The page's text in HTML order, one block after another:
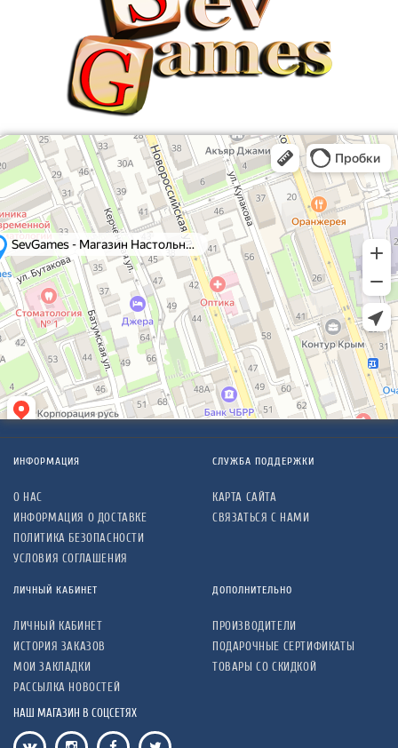
ИНФОРМАЦИЯ
О НАС
ИНФОРМАЦИЯ О ДОСТАВКЕ
ПОЛИТИКА БЕЗОПАСНОСТИ
УСЛОВИЯ СОГЛАШЕНИЯ
СЛУЖБА ПОДДЕРЖКИ
КАРТА САЙТА
СВЯЗАТЬСЯ С НАМИ
ЛИЧНЫЙ КАБИНЕТ
ЛИЧНЫЙ КАБИНЕТ
ИСТОРИЯ ЗАКАЗОВ
МОИ ЗАКЛАДКИ
РАССЫЛКА НОВОСТЕЙ
ДОПОЛНИТЕЛЬНО
ПРОИЗВОДИТЕЛИ
ПОДАРОЧНЫЕ СЕРТИФИКАТЫ
ТОВАРЫ СО СКИДКОЙ
НАШ МАГАЗИН В СОЦСЕТЯХ